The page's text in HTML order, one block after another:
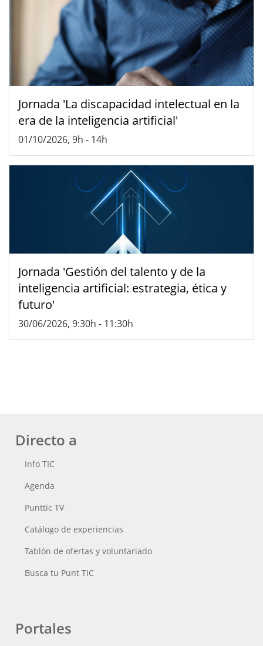
Jornada 'La discapacidad intelectual en la
era de la inteligencia artificial'
01/10/2026, 9h - 14h
Jornada 'Gestión del talento y de la
inteligencia artificial: estrategia, ética y
futuro'
30/06/2026, 9:30h - 11:30h
Directo a
Info TIC
Agenda
Punttic TV
Catálogo de experiencias
Tablón de ofertas y voluntariado
Busca tu Punt TIC
Portales